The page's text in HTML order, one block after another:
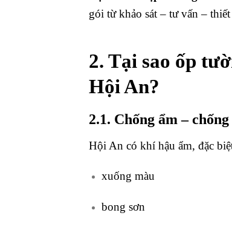
gói từ khảo sát – tư vấn –
2. Tại sao ốp
Hội An?
2.1. Chống ẩm –
Hội An có khí hậu ẩm, đặc
xuống màu
bong sơn